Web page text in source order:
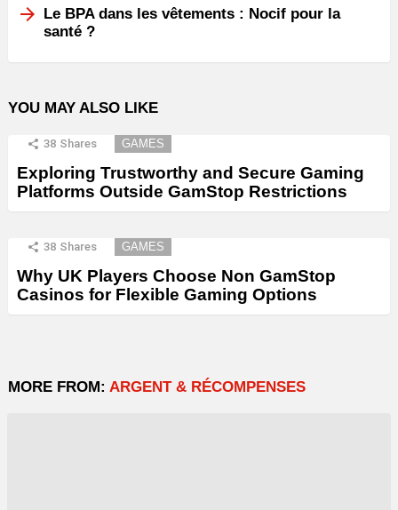
Le BPA dans les vêtements : Nocif pour la
santé ?
YOU MAY ALSO LIKE
38 Shares GAMES
Exploring Trustworthy and Secure Gaming
Platforms Outside GamStop Restrictions
38 Shares GAMES
Why UK Players Choose Non GamStop
Casinos for Flexible Gaming Options
MORE FROM: ARGENT & RÉCOMPENSES